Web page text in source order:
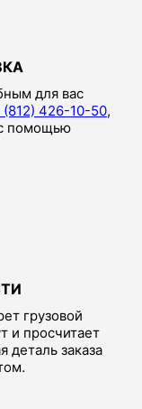
для вас
(812) 426-10-50,
помощью
грузовой
и просчитает
деталь заказа